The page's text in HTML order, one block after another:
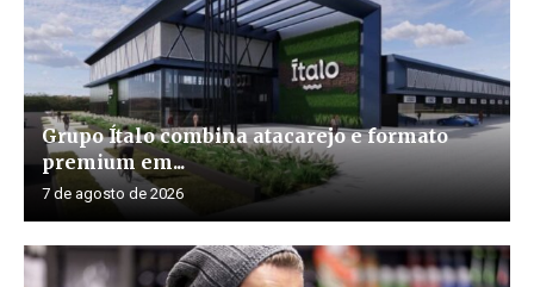
Grupo Ítalo combina atacarejo e formato
premium em...
7 de agosto de 2026